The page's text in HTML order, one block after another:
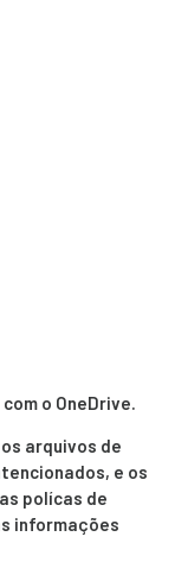
o OneDrive.
arquivos de
e os
polícas de
informações